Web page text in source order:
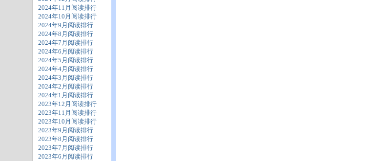
2024年11月阅读排行
2024年10月阅读排行
2024年9月阅读排行
2024年8月阅读排行
2024年7月阅读排行
2024年6月阅读排行
2024年5月阅读排行
2024年4月阅读排行
2024年3月阅读排行
2024年2月阅读排行
2024年1月阅读排行
2023年12月阅读排行
2023年11月阅读排行
2023年10月阅读排行
2023年9月阅读排行
2023年8月阅读排行
2023年7月阅读排行
2023年6月阅读排行